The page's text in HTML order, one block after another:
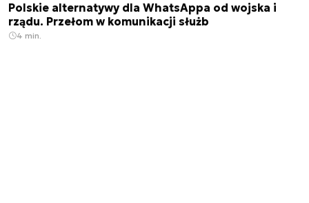
Polskie alternatywy dla WhatsAppa od wojska i
rządu. Przełom w komunikacji służb
4 min.